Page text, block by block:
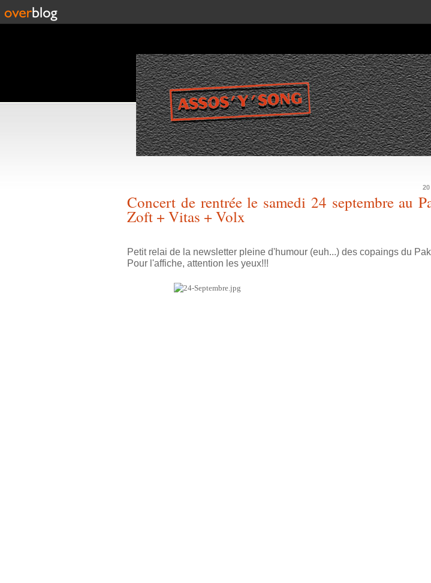
20
Concert de rentrée le samedi 24 septembre au
Zoft + Vitas + Volx
Petit relai de la newsletter pleine d'humour (euh...) des copaings du
Pour l'affiche, attention les yeux!!!